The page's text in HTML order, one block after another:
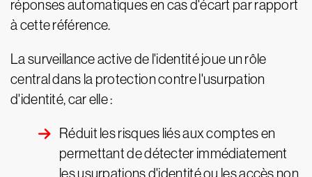
réponses automatiques en cas d'écart par rapport
à cette référence.
La surveillance active de l'identité joue un rôle
central dans la protection contre l'usurpation
d'identité, car elle :
Réduit les risques liés aux comptes en
permettant de détecter immédiatement
les usurpations d'identité ou les accès non